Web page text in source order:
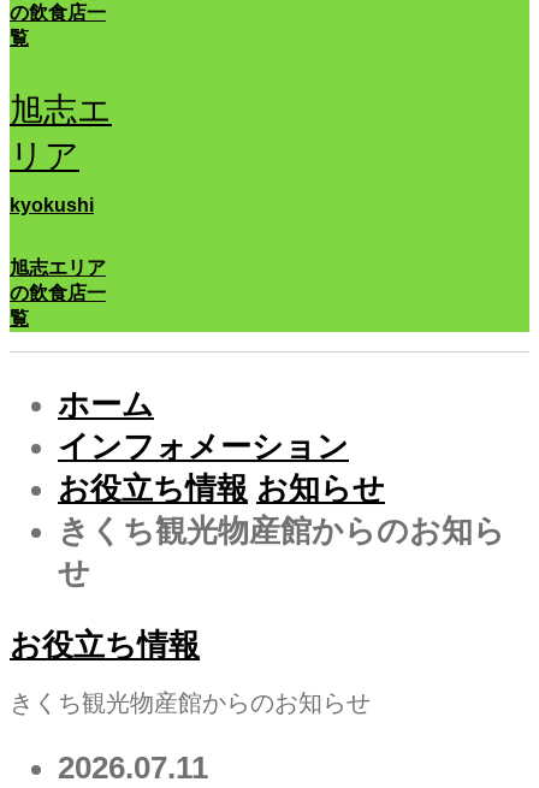
の飲食店一
覧
旭志エ
リア
kyokushi
旭志エリア
の飲食店一
覧
ホーム
インフォメーション
お役立ち情報 お知らせ
きくち観光物産館からのお知ら
せ
お役立ち情報
きくち観光物産館からのお知らせ
2026.07.11